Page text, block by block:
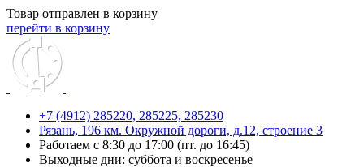
Товар отправлен в корзину
перейти в корзину
+7 (4912) 285220, 285225, 285230
Рязань, 196 км. Окружной дороги, д.12, строение 3
Работаем с 8:30 до 17:00 (пт. до 16:45)
Выходные дни: суббота и воскресенье